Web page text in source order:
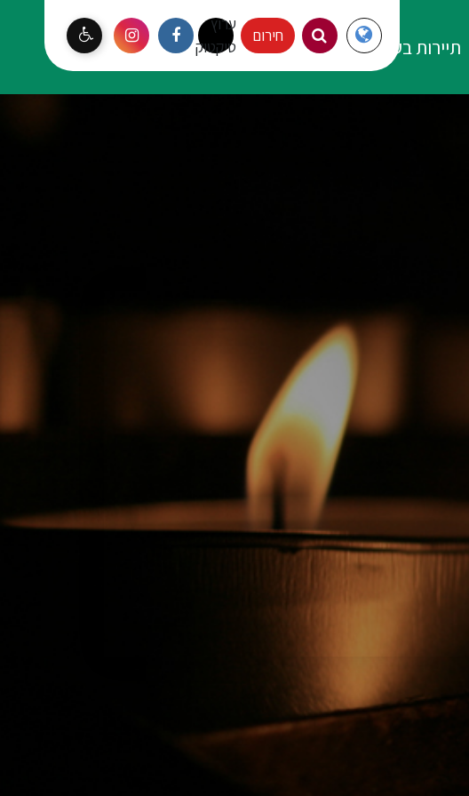
Langaugeחירום
ערוץ
טיקטוק
תיירות בעמק יזרעאל